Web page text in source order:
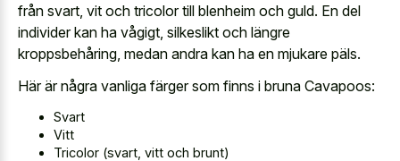
från svart, vit och tricolor till blenheim och guld. En del
individer kan ha vågigt, silkeslikt och längre
kroppsbehåring, medan andra kan ha en mjukare päls.
Här är några vanliga färger som finns i bruna Cavapoos:
Svart
Vitt
Tricolor (svart, vitt och brunt)